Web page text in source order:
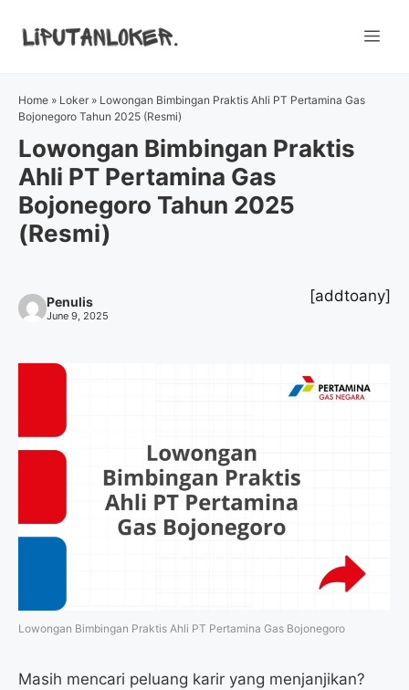
Home » Loker » Lowongan Bimbingan Praktis Ahli PT Pertamina Gas
Bojonegoro Tahun 2025 (Resmi)
Lowongan Bimbingan Praktis
Ahli PT Pertamina Gas
Bojonegoro Tahun 2025
(Resmi)
Penulis
June 9, 2025
[addtoany]
Lowongan Bimbingan Praktis Ahli PT Pertamina Gas Bojonegoro
Masih mencari peluang karir yang menjanjikan?